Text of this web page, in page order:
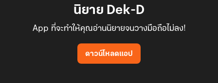
นิยาย Dek-D
App ที่จะทำให้คุณอ่านนิยายจนวางมือถือไม่ลง!
ดาวน์โหลดแอป